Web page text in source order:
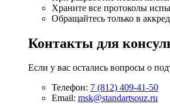
Храните все протоколы
Обращайтесь только в
Контакты для
Если у вас остались вопросы о
Телефон: 7 (812) 409-41-50
Email: msk@standartsouz.ru